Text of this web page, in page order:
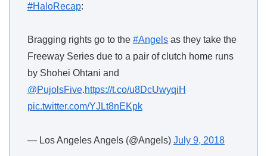
#HaloRecap:
Bragging rights go to the #Angelsas they take the
Freeway Series due to a pair of clutch home runs
by Shohei Ohtani and
@PujolsFive.https://t.co/u8DcUwyqiH
pic.twitter.com/YJLt8nEKpk
— Los Angeles Angels (@Angels) July 9, 2018